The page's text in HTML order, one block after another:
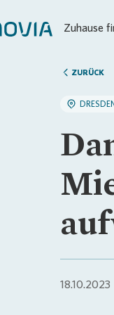
Zuhause
ZURÜCK
18.10.2023